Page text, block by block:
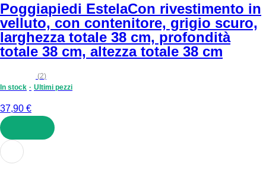
Poggiapiedi EstelaCon rivestimento in
velluto, con contenitore, grigio scuro,
larghezza totale 38 cm, profondità
totale 38 cm, altezza totale 38 cm
(2)
In stock
Ultimi pezzi
37,90 €
AGGIUNGI